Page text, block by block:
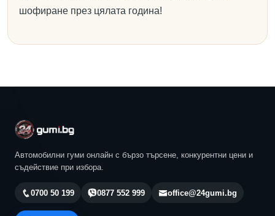
шофиране през цялата година!
Автомобилни гуми онлайн с бързо търсене, конкурентни цени и
съдействие при избора.
0700 50 199 0877 552 999 office@24gumi.bg